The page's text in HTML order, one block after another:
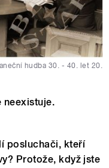
hudba 30. - 40. let 20.
neexistuje.
posluchači, kteří
Protože, když jste